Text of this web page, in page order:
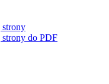
strony
strony do PDF